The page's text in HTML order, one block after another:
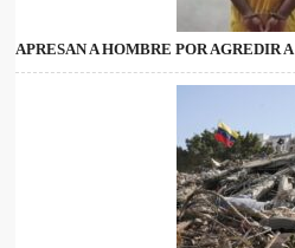
APRESAN A HOMBRE POR AGREDIR